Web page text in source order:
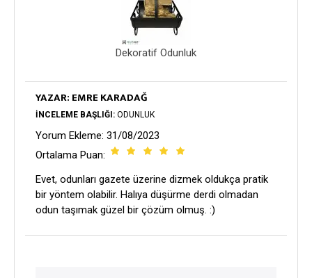
Dekoratif Odunluk
YAZAR: EMRE KARADAĞ
İNCELEME BAŞLIĞI: ODUNLUK
Yorum Ekleme: 31/08/2023
Ortalama Puan:
Evet, odunları gazete üzerine dizmek oldukça pratik
bir yöntem olabilir. Halıya düşürme derdi olmadan
odun taşımak güzel bir çözüm olmuş. :)